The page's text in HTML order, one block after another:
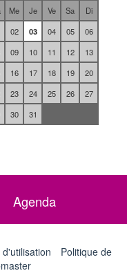
Me Je Ve Sa
Di
02 03 04 05
06
09 10 11 12
13
16 17 18 19
20
23 24 25 26
27
30 31
Agenda
Politique de